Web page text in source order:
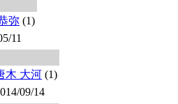
弥 (1)
11
木 大河 (1)
09/14